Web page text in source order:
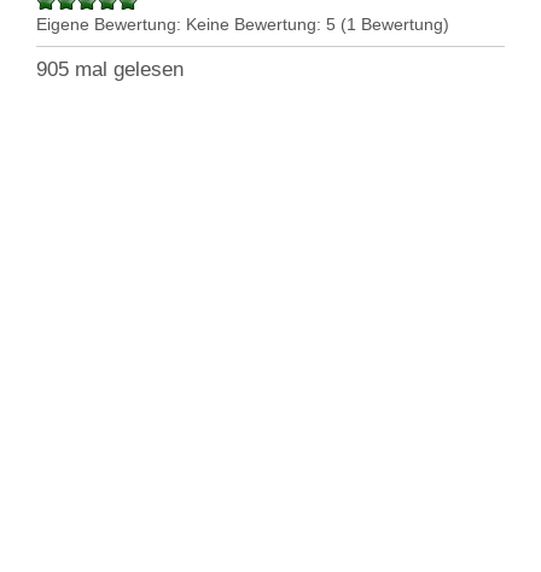
Eigene Bewertung: Keine Bewertung: 5 (1 Bewertung)
905 mal gelesen